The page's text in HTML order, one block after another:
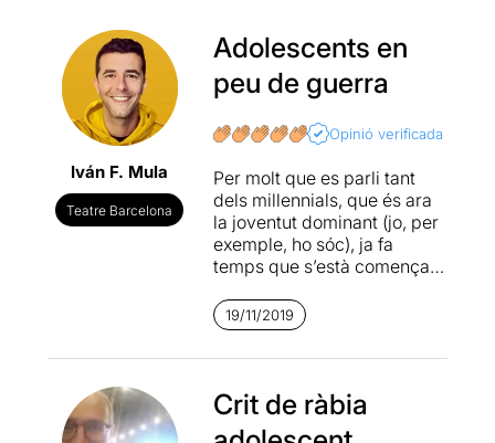
Iván F. Mula
Teatre Barcelona
Adolescents en
peu de guerra
Opinió verificada
Per molt que es parli tant
dels millennials, que és ara
la joventut dominant (jo, per
exemple, ho sóc), ja fa
temps que s’està començant
posterior (la que anomenen
zeta, de moment) és la que
apunta a canviar amb més
que ja fa massa que
arrosseguem en aquesta
19/11/2019
Crit de ràbia